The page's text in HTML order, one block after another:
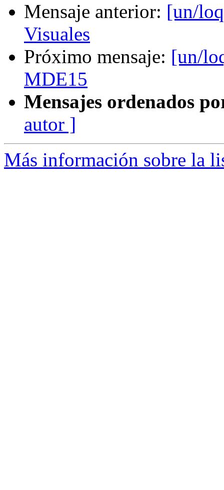
Mensaje anterior: [un/
Visuales
Próximo mensaje: [un/
MDE15
Mensajes ordenados
autor ]
Más información sobre la